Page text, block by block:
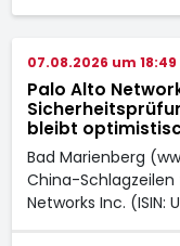
07.08.2026 um 18:49
Palo Alto
bleibt
Bad Marienberg
China-Schlagzeilen
Networks Inc. (ISIN: